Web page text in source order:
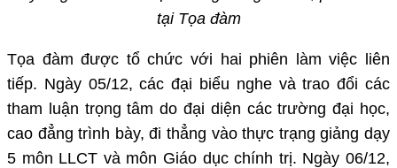
tại Tọa đàm
Tọa đàm được tổ chức với hai phiên làm việc liên
tiếp. Ngày 05/12, các đại biểu nghe và trao đổi các
tham luận trọng tâm do đại diện các trường đại học,
cao đẳng trình bày, đi thẳng vào thực trạng giảng dạy
5 môn LLCT và môn Giáo dục chính trị. Ngày 06/12,